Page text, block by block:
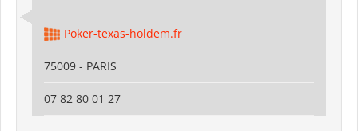
Poker-texas-holdem.fr
75009 - PARIS
07 82 80 01 27